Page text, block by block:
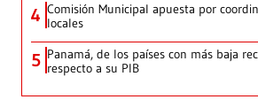
4 Comisión Municipal apuesta por
locales
5 Panamá, de los países con más baja
respecto a su PIB